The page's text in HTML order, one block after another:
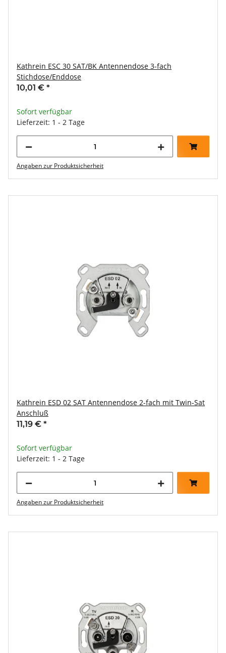
Kathrein ESC 30 SAT/BK Antennendose 3-fach
Stichdose/Enddose
10,01 € *
Sofort verfügbar
Lieferzeit: 1 - 2 Tage
Angaben zur Produktsicherheit
Kathrein ESD 02 SAT Antennendose 2-fach mit Twin-Sat
Anschluß
11,19 € *
Sofort verfügbar
Lieferzeit: 1 - 2 Tage
Angaben zur Produktsicherheit